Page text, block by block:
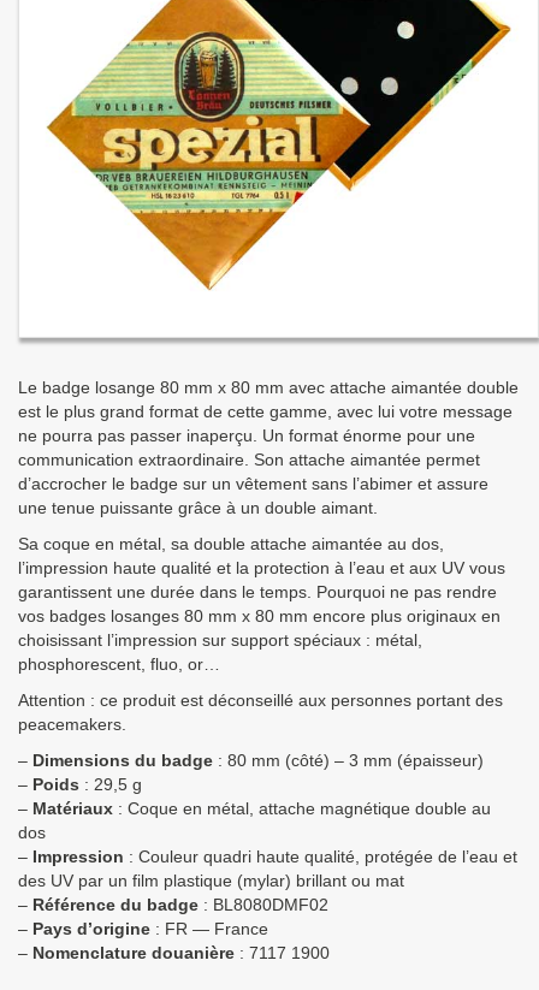
Le badge losange 80 mm x 80 mm avec attache aimantée double
est le plus grand format de cette gamme, avec lui votre message
ne pourra pas passer inaperçu. Un format énorme pour une
communication extraordinaire. Son attache aimantée permet
d’accrocher le badge sur un vêtement sans l’abimer et assure
une tenue puissante grâce à un double aimant.
Sa coque en métal, sa double attache aimantée au dos,
l’impression haute qualité et la protection à l’eau et aux UV vous
garantissent une durée dans le temps. Pourquoi ne pas rendre
vos badges losanges 80 mm x 80 mm encore plus originaux en
choisissant l’impression sur support spéciaux : métal,
phosphorescent, fluo, or…
Attention : ce produit est déconseillé aux personnes portant des
peacemakers.
– Dimensions du badge : 80 mm (côté) – 3 mm (épaisseur)
– Poids : 29,5 g
– Matériaux : Coque en métal, attache magnétique double au
dos
– Impression : Couleur quadri haute qualité, protégée de l’eau et
des UV par un film plastique (mylar) brillant ou mat
– Référence du badge : BL8080DMF02
– Pays d’origine : FR — France
– Nomenclature douanière : 7117 1900